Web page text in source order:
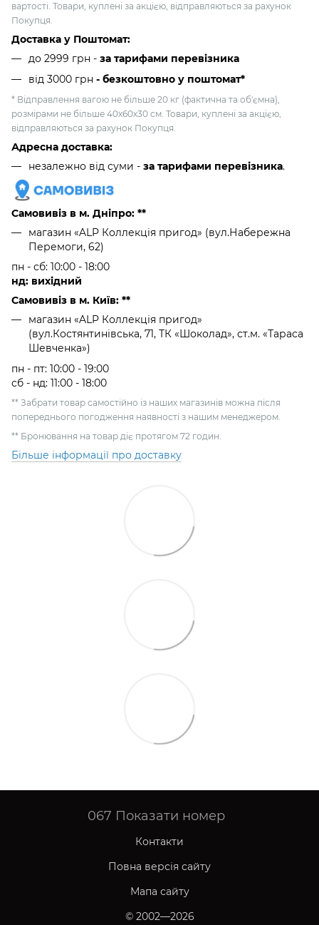
вартості. Товари, куплені за акцією, відправляються за рахунок
Покупця.
Доставка у Поштомат:
до 2999 грн - за тарифами перевізника
від 3000 грн - безкоштовно у поштомат*
* Відправлення вагою не більше 20 кг (фактична та об'ємна),
розмірами не більше 40х60х30 см. Товари, куплені за акцією,
відправляються за рахунок Покупця.
Адресна доставка:
незалежно від суми - за тарифами перевізника.
Самовивіз в м. Дніпро: **
магазин «ALP Коллекція пригод» (вул.Набережна
Перемоги, 62)
пн - сб: 10:00 - 18:00
нд: вихідний
Самовивіз в м. Київ: **
магазин «ALP Коллекція пригод»
(вул.Костянтинівська, 71, ТК «Шоколад», ст.м. «Тараса
Шевченка»)
пн - пт: 10:00 - 19:00
сб - нд: 11:00 - 18:00
** Забрати товар самостійно із наших магазинів можна після
попереднього погодження наявності з нашим менеджером.
** Бронювання на товар діє протягом 72 годин.
Більше інформації про доставку
067 Показати номер
Контакти
Повна версія сайту
Мапа сайту
© 2002—2026